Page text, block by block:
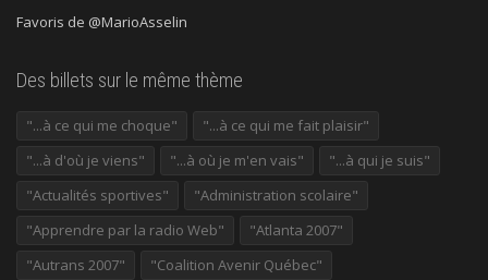
Favoris de @MarioAsselin
Des billets sur le même thème
"...à ce qui me choque"
"...à ce qui me fait plaisir"
"...à d'où je viens"
"...à où je m'en vais"
"...à qui je suis"
"Actualités sportives"
"Administration scolaire"
"Apprendre par la radio Web"
"Atlanta 2007"
"Autrans 2007"
"Coalition Avenir Québec"